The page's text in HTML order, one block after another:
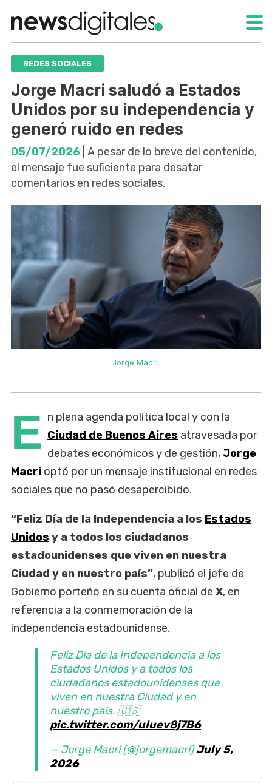
REDES SOCIALES
Jorge Macri saludó a Estados
Unidos por su independencia y
generó ruido en redes
05/07/2026 | A pesar de lo breve del contenido,
el mensaje fue suficiente para desatar
comentarios en redes sociales.
Jorge Macri.
E n plena agenda política local y con la
Ciudad de Buenos Aires atravesada por
debates económicos y de gestión, Jorge
Macri optó por un mensaje institucional en redes
sociales que no pasó desapercibido.
“Feliz Día de la Independencia a los Estados
Unidos y a todos los ciudadanos
estadounidenses que viven en nuestra
Ciudad y en nuestro país”, publicó el jefe de
Gobierno porteño en su cuenta oficial de X, en
referencia a la conmemoración de la
independencia estadounidense.
Feliz Día de la Independencia a los
Estados Unidos y a todos los
ciudadanos estadounidenses que
viven en nuestra Ciudad y en
nuestro país. 🇺🇸
pic.twitter.com/uIuev8j7B6
— Jorge Macri (@jorgemacri)July 5,
2026